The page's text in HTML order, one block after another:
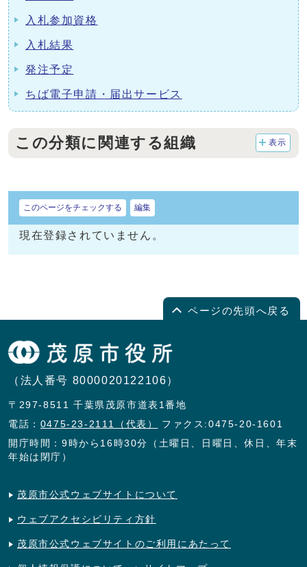
入札参加資格
入札結果
発注予定
ちば電子申請・届出サービス
この分類に関連する組織 表示
このページをチェックする 編集
現在登録されていません。
ページの先頭へ戻る
（法人番号 8000020122106）
〒297-8511 千葉県茂原市道表1番地
電話： 0475-23-2111（代表）
ファクス:0475-20-1601
開庁時間：9時から16時30分（土曜日、日曜日、休日、年末
年始は閉庁）
茂原市公式ウェブサイトについて
ウェブアクセシビリティ方針
茂原市公式ウェブサイトのご利用にあたって